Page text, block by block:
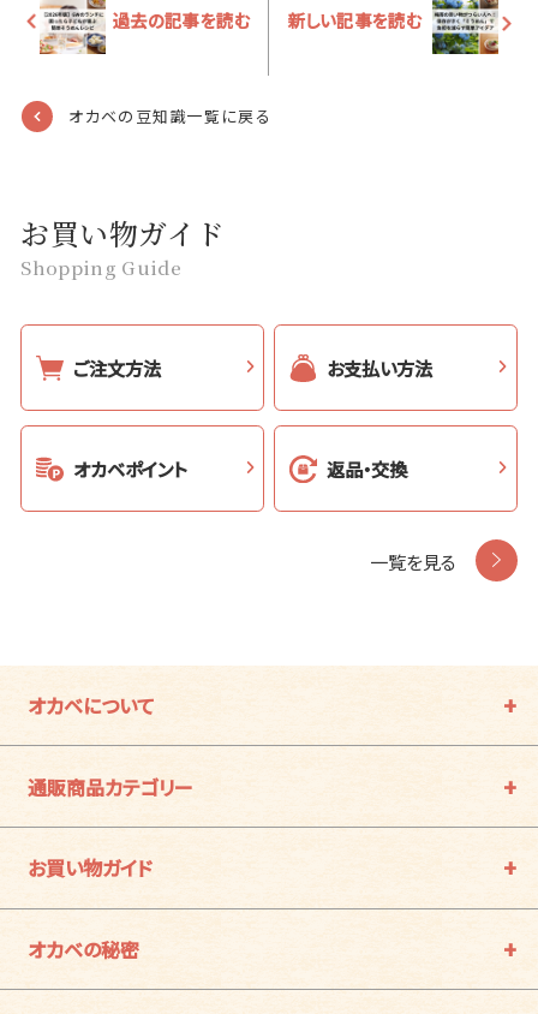
過去の記事を読む 新しい記事を読む
オカベの豆知識一覧に戻る
お買い物ガイド
Shopping Guide
ご注文方法 お支払い方法
オカベポイント 返品・交換
一覧を見る
オカベについて
通販商品カテゴリー
お買い物ガイド
オカベの秘密